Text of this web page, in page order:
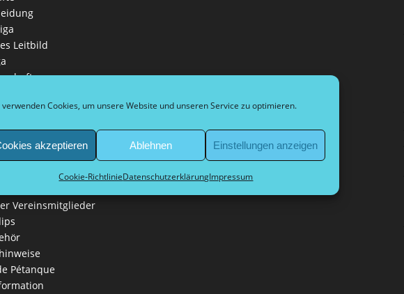
verwenden Cookies, um unsere Website und unseren Service zu optimieren.
akzeptieren Ablehnen Einstellungen anzeigen
Cookie-RichtlinieDatenschutzerklärungImpressum
Leitbild
Schirmherr Bürgermeister
Informationen
Vereinsmitglieder
Pétanque